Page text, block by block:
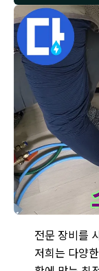
전문 장비를
저희는 다양